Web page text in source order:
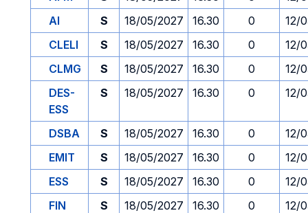
AI
S 18/05/2027 16.30 0
12/
CLELI
S 18/05/2027 16.30 0
12/
CLMG
S 18/05/2027 16.30 0
12/
DES-
ESS
S 18/05/2027 16.30 0 12/
DSBA S 18/05/2027 16.30 0
12/
EMIT
S 18/05/2027 16.30 0
12/
ESS
S 18/05/2027 16.30 0
12/
FIN
S 18/05/2027 16.30 0
12/